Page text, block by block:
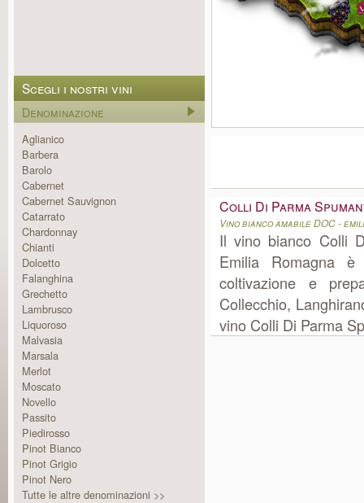
Scegli i nostri vini
Denominazione
Aglianico
Barbera
Barolo
Cabernet
Cabernet Sauvignon
Catarrato
Chardonnay
Chianti
Dolcetto
Falanghina
Grechetto
Lambrusco
Liquoroso
Malvasia
Marsala
Merlot
Moscato
Novello
Passito
Piedirosso
Pinot Bianco
Pinot Grigio
Pinot Nero
Tutte le altre denominazioni >>
Colli Di Parma
Vino bianco amabile DOC -
Il vino bianco Colli
Emilia Romagna
coltivazione e
Collecchio,
vino Colli Di Parma